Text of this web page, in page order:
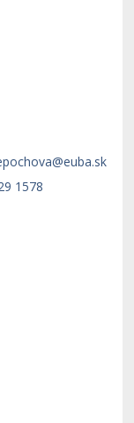
1578